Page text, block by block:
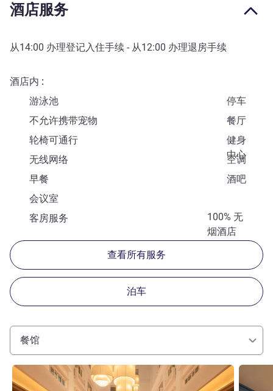
酒店服务
从14:00 办理登记入住手续 - 从12:00 办理退房手续
酒店内
游泳池
停车
不允许携带宠物
餐厅
轮椅可通行
健身
中心
无线网络
空调
早餐
酒吧
会议室
100% 无
烟酒店
客房服务
查看所有服务
泊车
餐馆
请参阅详情 请参阅